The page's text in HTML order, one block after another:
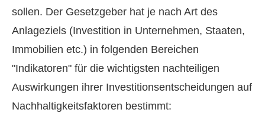
sollen. Der Gesetzgeber hat je nach Art des
Anlageziels (Investition in Unternehmen, Staaten,
Immobilien etc.) in folgenden Bereichen
"Indikatoren" für die wichtigsten nachteiligen
Auswirkungen ihrer Investitionsentscheidungen auf
Nachhaltigkeitsfaktoren bestimmt: